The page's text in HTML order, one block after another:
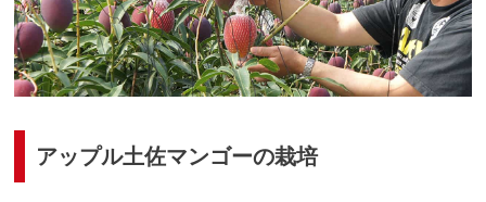
アップル土佐マンゴーの栽培